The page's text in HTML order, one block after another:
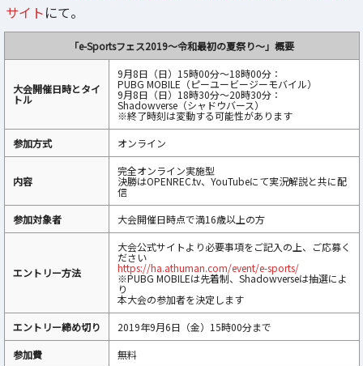
サイトにて。
「e-Sportsフェス2019～令和最初の夏祭り～」概要
大会開催日時とタイ
トル
9月8日（日）15時00分～18時00分：
PUBG MOBILE（ピーユービージーモバイル）
9月8日（日）18時30分～20時30分：
Shadowverse（シャドウバース）
※終了時刻は変動する可能性があります
参加方式
オンライン
内容
完全オンライン実施型
決勝はOPENREC.tv、YouTubeにて実況解説と共に配
信
参加対象者
大会開催日時点で満16歳以上の方
エントリー方法
大会公式サイトより必要事項をご記入の上、ご応募く
ださい
https://ha.athuman.com/event/e-sports/
※PUBG MOBILEは先着制、Shadowverseは抽選によ
り
本大会の参加者を決定します
エントリー締め切り
2019年9月6日（金）15時00分まで
参加費
無料